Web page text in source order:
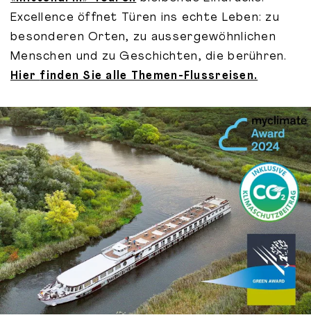
Excellence öffnet Türen ins echte Leben: zu
besonderen Orten, zu aussergewöhnlichen
Menschen und zu Geschichten, die berühren.
Hier finden Sie alle Themen-Flussreisen.